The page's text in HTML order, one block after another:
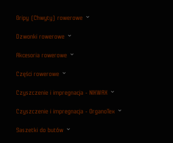
Gripy (Chwyty) rowerowe
Dzwonki rowerowe
Akcesoria rowerowe
Części rowerowe
Czyszczenie i impregnacja - NIKWAX
Czyszczenie i impregnacja - OrganoTex
Saszetki do butów